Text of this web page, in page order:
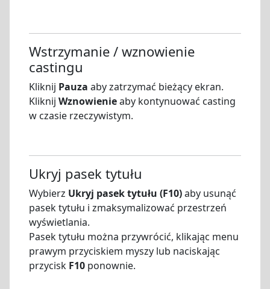
Wstrzymanie / wznowienie
castingu
Kliknij Pauza aby zatrzymać bieżący ekran.
Kliknij Wznowienieaby kontynuować casting
w czasie rzeczywistym.
Ukryj pasek tytułu
Wybierz Ukryj pasek tytułu (F10)aby usunąć
pasek tytułu i zmaksymalizować przestrzeń
wyświetlania.
Pasek tytułu można przywrócić, klikając menu
prawym przyciskiem myszy lub naciskając
przycisk F10 ponownie.